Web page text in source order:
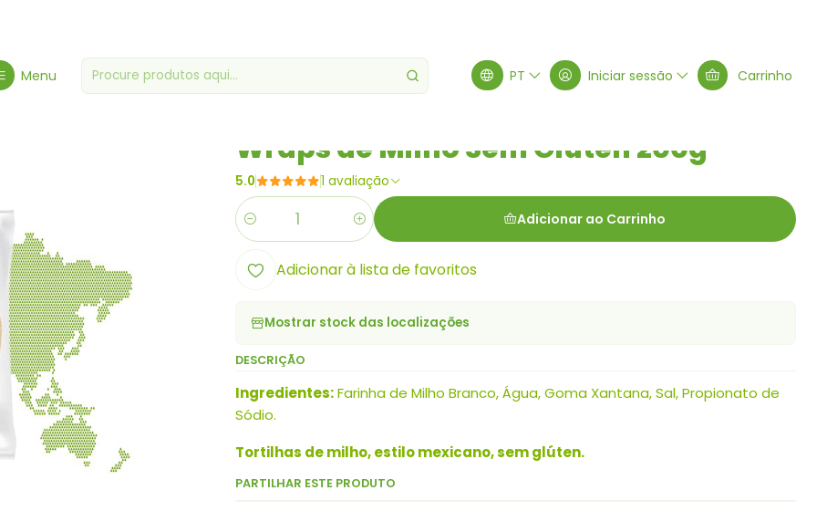
Menu PT Iniciar sessão Carrinho
Wraps de Milho Sem Glúten 200g
5.0 1 avaliação
Quantidade Adicionar ao Carrinho
Adicionar à lista de favoritos
Mostrar stock das localizações
DESCRIÇÃO
Ingredientes:Farinha de Milho Branco, Água, Goma Xantana, Sal, Propionato de
Sódio.
Tortilhas de milho, estilo mexicano, sem glúten.
PARTILHAR ESTE PRODUTO